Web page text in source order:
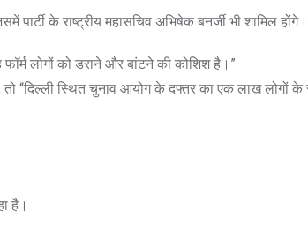
पार्टी के राष्ट्रीय महासचिव अभिषेक बनर्जी भी शामिल होंगे।
लोगों को डराने और बांटने की कोशिश है।”
तो “दिल्ली स्थित चुनाव आयोग के दफ्तर का एक लाख लोगों के
है।